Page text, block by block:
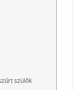
szülők